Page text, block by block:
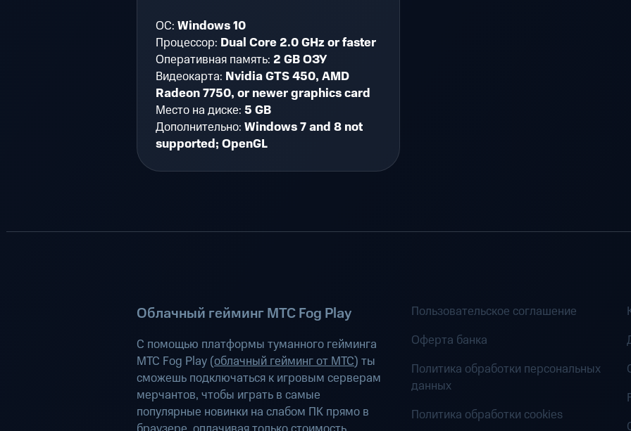
ОС: Windows 10
Процессор: Dual Core 2.0 GHz or faster
Оперативная память: 2 GB ОЗУ
Видеокарта: Nvidia GTS 450, AMD
Radeon 7750, or newer graphics card
Место на диске: 5 GB
Дополнительно: Windows 7 and 8 not
supported; OpenGL
Облачный гейминг МТС Fog Play
С помощью платформы туманного гейминга
МТС Fog Play (облачный гейминг от МТС) ты
сможешь подключаться к игровым серверам
мерчантов, чтобы играть в самые
популярные новинки на слабом ПК прямо в
Пользовательское соглашение
Оферта банка
Политика обработки персональных
данных
Политика обработки cookies